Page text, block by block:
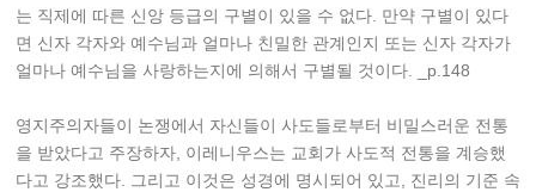
는 직제에 따른 신앙 등급의 구별이 있을 수 없다. 만약 구별이 있다
면 신자 각자와 예수님과 얼마나 친밀한 관계인지 또는 신자 각자가
얼마나 예수님을 사랑하는지에 의해서 구별될 것이다. _p.148
영지주의자들이 논쟁에서 자신들이 사도들로부터 비밀스러운 전통
을 받았다고 주장하자, 이레니우스는 교회가 사도적 전통을 계승했
다고 강조했다. 그리고 이것은 성경에 명시되어 있고, 진리의 기준 속